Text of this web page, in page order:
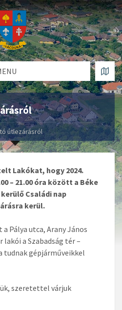
útlezárásról
Lakókat, hogy 2024.
– 21.00 óra között a Béke
Családi nap
kerül.
Pálya utca, Arany János
lakói a Szabadság tér –
tudnak gépjárműveikkel
szeretettel várjuk